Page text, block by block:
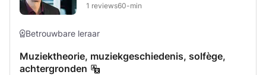
1 reviews60-min
Betrouwbare leraar
Muziektheorie, muziekgeschiedenis, solfège,
achtergronden